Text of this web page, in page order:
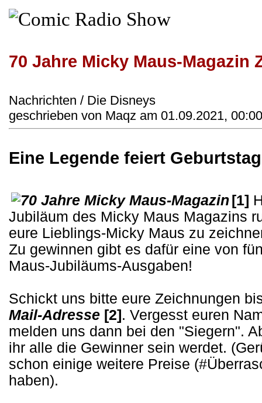
70 Jahre Micky Maus-Magazin
Nachrichten / Die Disneys
geschrieben von Maqz am 01.09.2021,
Eine Legende feiert
[1]
Jubiläum des Micky Maus Magazins
eure Lieblings-Micky Maus zu
Zu gewinnen gibt es dafür eine von
Maus-Jubiläums-Ausgaben!
Schickt uns bitte eure Zeichnungen
Mail-Adresse [2] . Vergesst euren
melden uns dann bei den "Siegern".
ihr alle die Gewinner sein werdet.
schon einige weitere Preise
haben).